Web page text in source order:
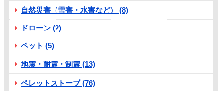
自然災害（雪害・水害など） (8)
ドローン (2)
ペット (5)
地震・耐震・制震 (13)
ペレットストーブ (76)